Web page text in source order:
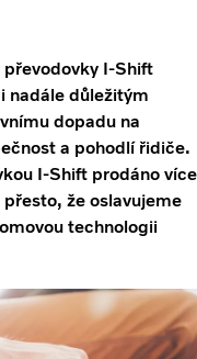
I-Shift
nadále důležitým
dopadu na
a pohodlí řidiče.
I-Shift prodáno více
že oslavujeme
technologii